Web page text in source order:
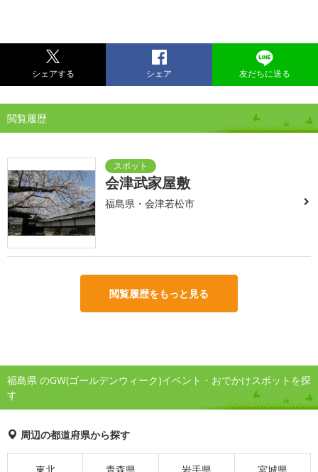
シェアする シェア 友だちに送る
閲覧履歴
会津武家屋敷
福島県・会津若松市
閲覧履歴をもっと見る
福島県 のGW(ゴールデンウィーク)イベント・おでかけスポットを探
す
周辺の都道府県から探す
東北 青森県 岩手県 宮城県